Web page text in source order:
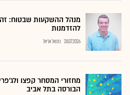
מנהל ההשקעות שבטוח:
להזדמנות
28.07.2026 נתנאל אריאל
מחזורי המסחר קפצו
הבורסה בתל אביב